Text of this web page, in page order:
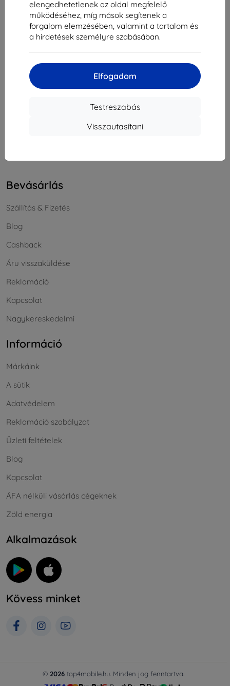
elengedhetetlenek az oldal megfelelő
működéséhez, míg mások segítenek a
forgalom elemzésében, valamint a tartalom és
a hirdetések személyre szabásában.
Elfogadom
Testreszabás
Visszautasítani
Cégjegyzékszám:46701494
ÁFA-azonosító:SK2023549671
info@top4mobile.eu
Írjon nekünk
Bevásárlás
Szállítás & Fizetés
Blog
Cashback
Áru visszaküldése
Reklamáció
Kapcsolat
Nagykereskedelmi
Információ
Márkáink
A sütik
Adatvédelem
Reklamáció szabályzat
Üzleti feltételek
Blog
Kapcsolat
ÁFA nélküli vásárlás cégeknek
Zöld energia
Alkalmazások
Kövess minket
© 2026 top4mobile.hu. Minden jog fenntartva.